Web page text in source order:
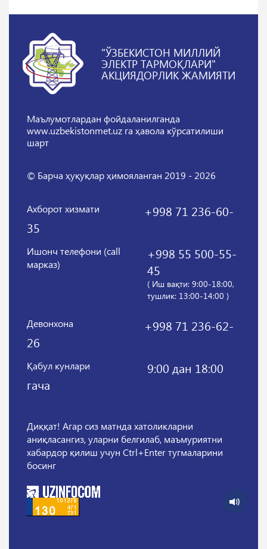
"ЎЗБЕКИСТОН МИЛЛИЙ
ЭЛЕКТР ТАРМОҚЛАРИ"
АКЦИЯДОРЛИК ЖАМИЯТИ
Маълумотлардан фойдаланилганда
www.uzbekistonmet.uz га ҳавола кўрсатилиши
шарт
© Барча ҳуқуқлар ҳимояланган 2019 - 2026
Ахборот хизмати
+998 71 236-60-
35
Ишонч телефони (call
марказ)
+998 55 500-55-
45
( Иш вақти: 9:00-18:00,
тушлик: 13:00-14:00 )
Девонхона
+998 71 236-62-
26
Қабул кунлари
9:00 дан 18:00
гача
Диққат! Агар сиз матнда хатоликларни
аниқласангиз, уларни белгилаб, маъмуриятни
хабардор қилиш учун Ctrl+Enter тугмаларини
босинг